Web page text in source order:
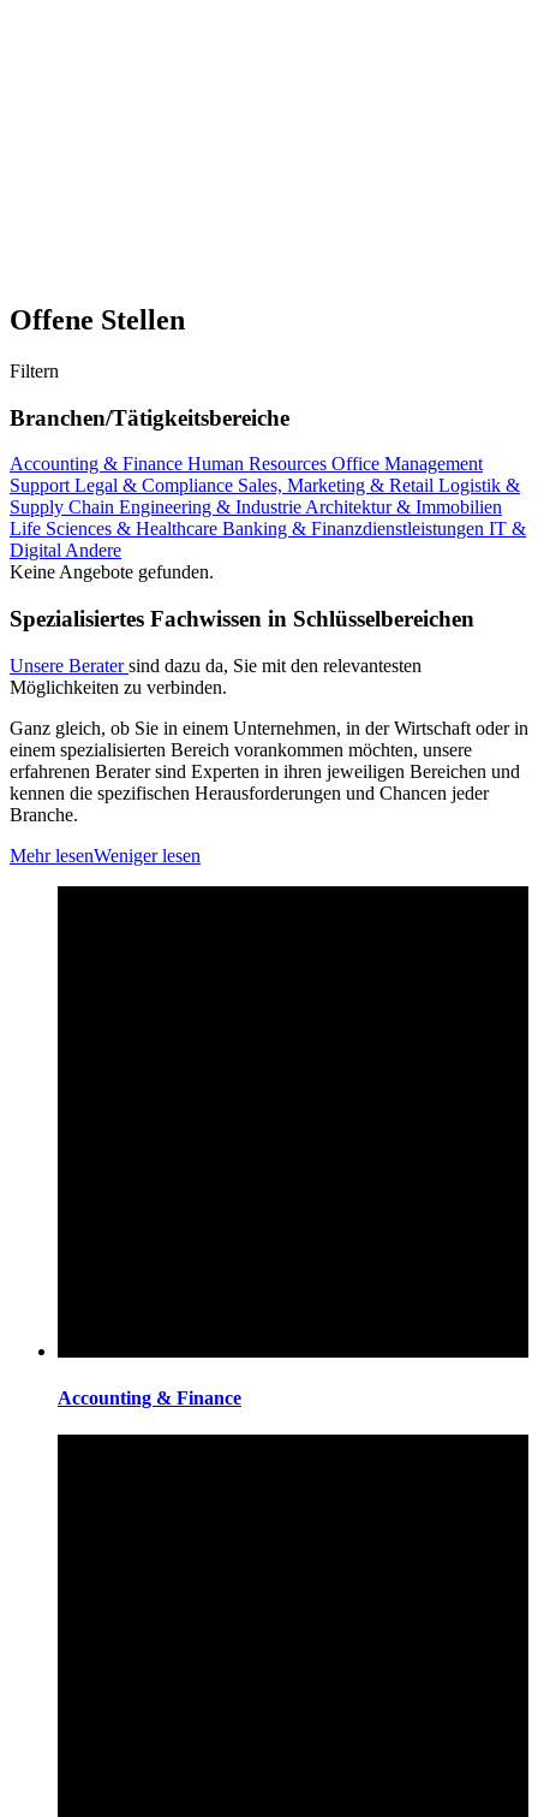
Offene Stellen
Filtern
Branchen/Tätigkeitsbereiche
Accounting & Finance Human Resources Office Management
SupportLegal & Compliance Sales, Marketing & Retail Logistik &
Supply Chain Engineering & IndustrieArchitektur & Immobilien
Life Sciences & Healthcare Banking & Finanzdienstleistungen IT &
DigitalAndere
Keine Angebote gefunden.
Spezialisiertes Fachwissen in Schlüsselbereichen
Unsere Beratersind dazu da, Sie mit den relevantesten
Möglichkeiten zu verbinden.
Ganz gleich, ob Sie in einem Unternehmen, in der Wirtschaft oder in
einem spezialisierten Bereich vorankommen möchten, unsere
erfahrenen Berater sind Experten in ihren jeweiligen Bereichen und
kennen die spezifischen Herausforderungen und Chancen jeder
Branche.
Mehr lesenWeniger lesen
Accounting & Finance